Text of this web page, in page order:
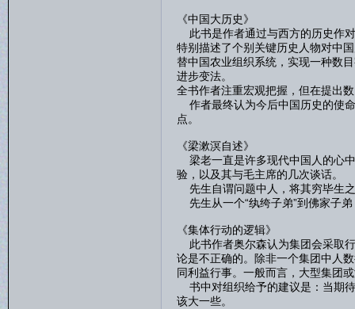
《中国大历史》
此书是作者通过与西方的历史作
特别描述了个别关键历史人物对中
替中国农业组织系统，实现一种数
进步变法。
全书作者注重宏观把握，但在提出
作者最终认为今后中国历史的使
点。
《梁漱溟自述》
梁老一直是许多现代中国人的心
验，以及其与毛主席的几次谈话。
先生自谓问题中人，将其穷毕生
先生从一个“纨绔子弟”到佛家子
《集体行动的逻辑》
此书作者奥尔森认为集团会采取
论是不正确的。除非一个集团中人
同利益行事。一般而言，大型集团
书中对组织给予的建议是：当期
该大一些。